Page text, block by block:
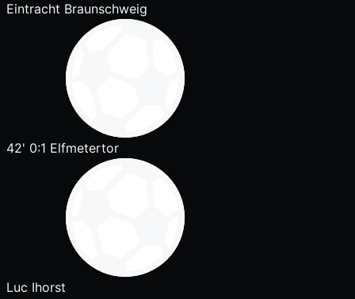
Eintracht Braunschweig
42' 0:1 Elfmetertor
Luc Ihorst